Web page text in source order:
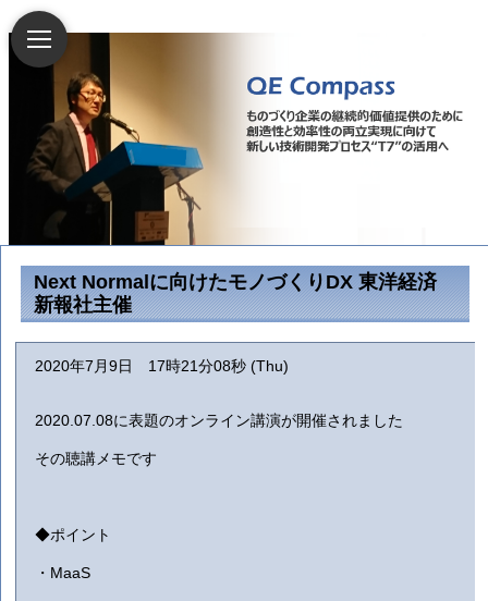
Next Normalに向けたモノづくりDX 東洋経済
新報社主催
2020年7月9日 17時21分08秒 (Thu)
2020.07.08に表題のオンライン講演が開催されました
その聴講メモです
◆ポイント
・MaaS